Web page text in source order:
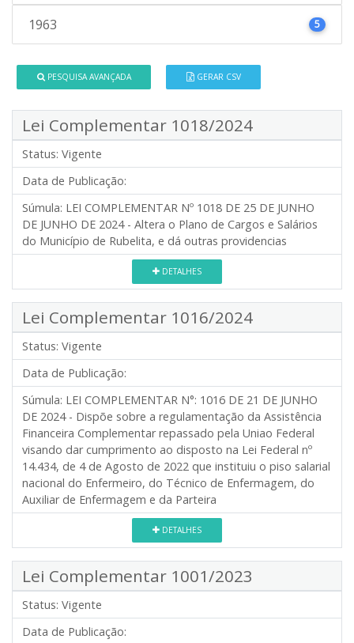
1963 5
PESQUISA AVANÇADA GERAR CSV
Lei Complementar 1018/2024
Status: Vigente
Data de Publicação:
Súmula: LEI COMPLEMENTAR Nº 1018 DE 25 DE JUNHO
DE JUNHO DE 2024 - Altera o Plano de Cargos e Salários
do Município de Rubelita, e dá outras providencias
DETALHES
Lei Complementar 1016/2024
Status: Vigente
Data de Publicação:
Súmula: LEI COMPLEMENTAR N°: 1016 DE 21 DE JUNHO
DE 2024 - Dispõe sobre a regulamentação da Assistência
Financeira Complementar repassado pela Uniao Federal
visando dar cumprimento ao disposto na Lei Federal nº
14.434, de 4 de Agosto de 2022 que instituiu o piso salarial
nacional do Enfermeiro, do Técnico de Enfermagem, do
Auxiliar de Enfermagem e da Parteira
DETALHES
Lei Complementar 1001/2023
Status: Vigente
Data de Publicação: